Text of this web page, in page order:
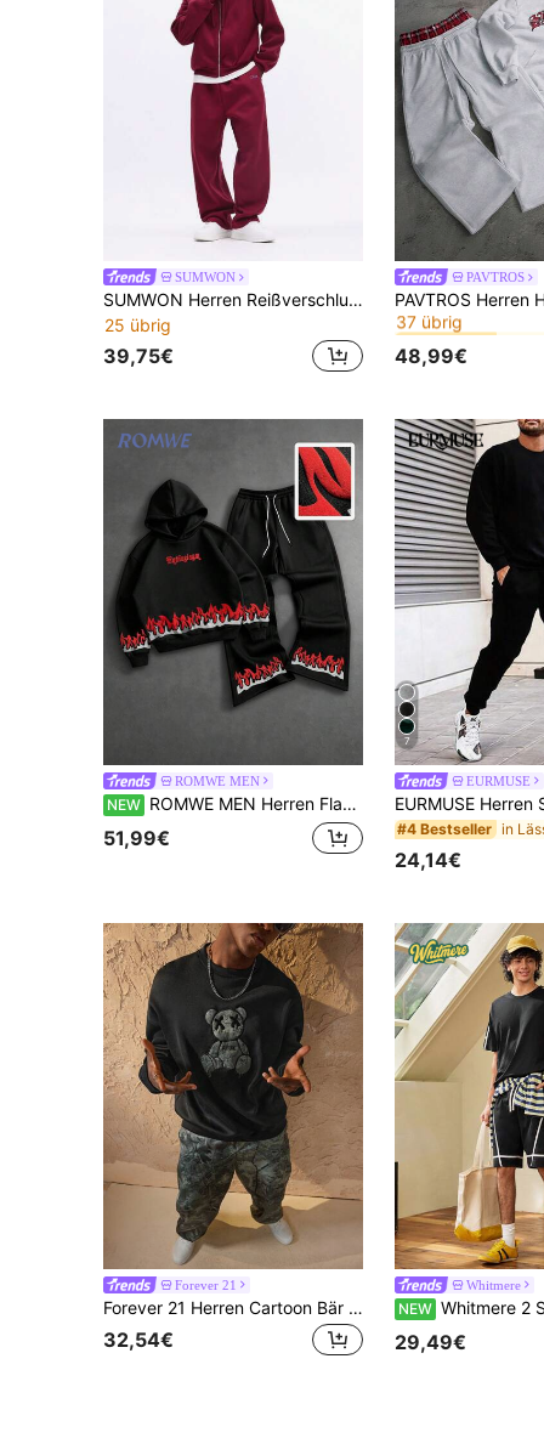
SUMWON
SUMWON Herren Reißverschluss Hoodie Co-Ord Set mit passender gerade geschnittener Jogginghose, lässiger Winter Trainingsanzug
25 übrig
39,75€
PAVTROS
#6 Bestseller
37 übrig
#6 Bestseller
37 übrig
#6 Bestseller
37 übrig
#6 Bestseller
48,99€
ROMWE MEN
NEW ROMWE MEN Herren Flammenmuster Hoodie & Jogginghose Set
51,99€
7
EURMUSE
#4 Bestseller
24,14€
Forever 21
Forever 21 Herren Cartoon Bär Muster Rundhals Langarm Sweatshirt und Jogginghose Freizeitanzug
32,54€
Whitmere
NEW Whitmere 2 Stücke /Set Herren Sommer Neue Modische Locker Bequeme
29,49€